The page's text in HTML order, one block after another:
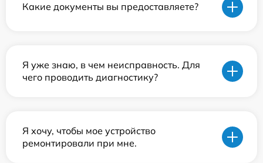
Какие документы вы предоставляете?
Я уже знаю, в чем неисправность. Для
чего проводить диагностику?
Я хочу, чтобы мое устройство
ремонтировали при мне.